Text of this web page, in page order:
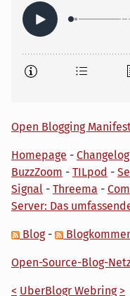
Open Blogging
Homepage - Changelog
BuzzZoom - TILpod -
Signal - Threema -
Server: Das
Blog-
Open-Source-Blog-
< UberBlogr Webring >